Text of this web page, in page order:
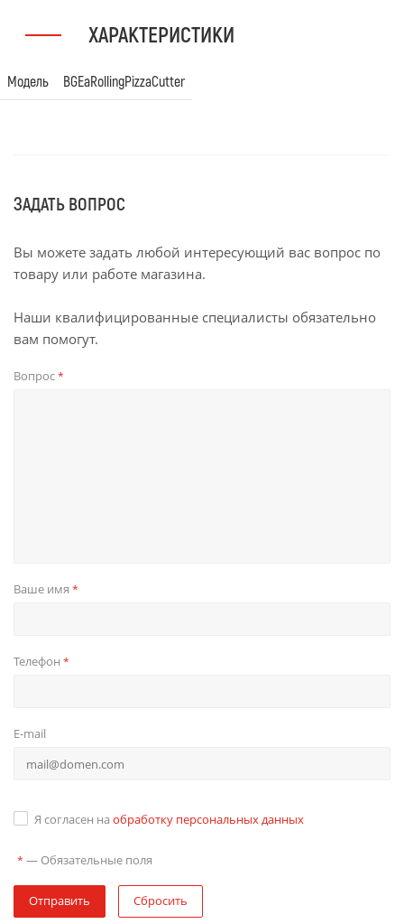
ХАРАКТЕРИСТИКИ
Модель BGEaRollingPizzaCutter
ЗАДАТЬ ВОПРОС
Вы можете задать любой интересующий вас вопрос по
товару или работе магазина.
Наши квалифицированные специалисты обязательно
вам помогут.
Вопрос*
Ваше имя *
Телефон *
E-mail
Я согласен на обработку персональных данных
* — Обязательные поля
Отправить Сбросить